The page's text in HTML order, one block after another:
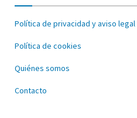
Política de privacidad y aviso legal
Política de cookies
Quiénes somos
Contacto